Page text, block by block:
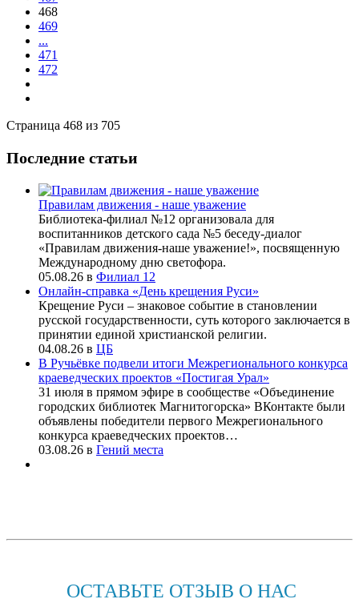
468
469
...
471
472
Страница 468 из 705
Последние статьи
Правилам движения - наше уважение
Библиотека-филиал №12 организовала для
воспитанников детского сада №5 беседу-диалог
«Правилам движения-наше уважение!», посвященную
Международному дню светофора.
05.08.26 в Филиал 12
Онлайн-справка «День крещения Руси»
Крещение Руси – знаковое событие в становлении
русской государственности, суть которого заключается в
принятии единой христианской религии.
04.08.26 в ЦБ
В Ручьёвке подвели итоги Межрегионального конкурса
краеведческих проектов «Постигая Урал»
31 июля в прямом эфире в сообществе «Объединение
городских библиотек Магнитогорска» ВКонтакте были
объявлены победители первого Межрегионального
конкурса краеведческих проектов…
03.08.26 в Гений места
ОСТАВЬТЕ ОТЗЫВ О НАС